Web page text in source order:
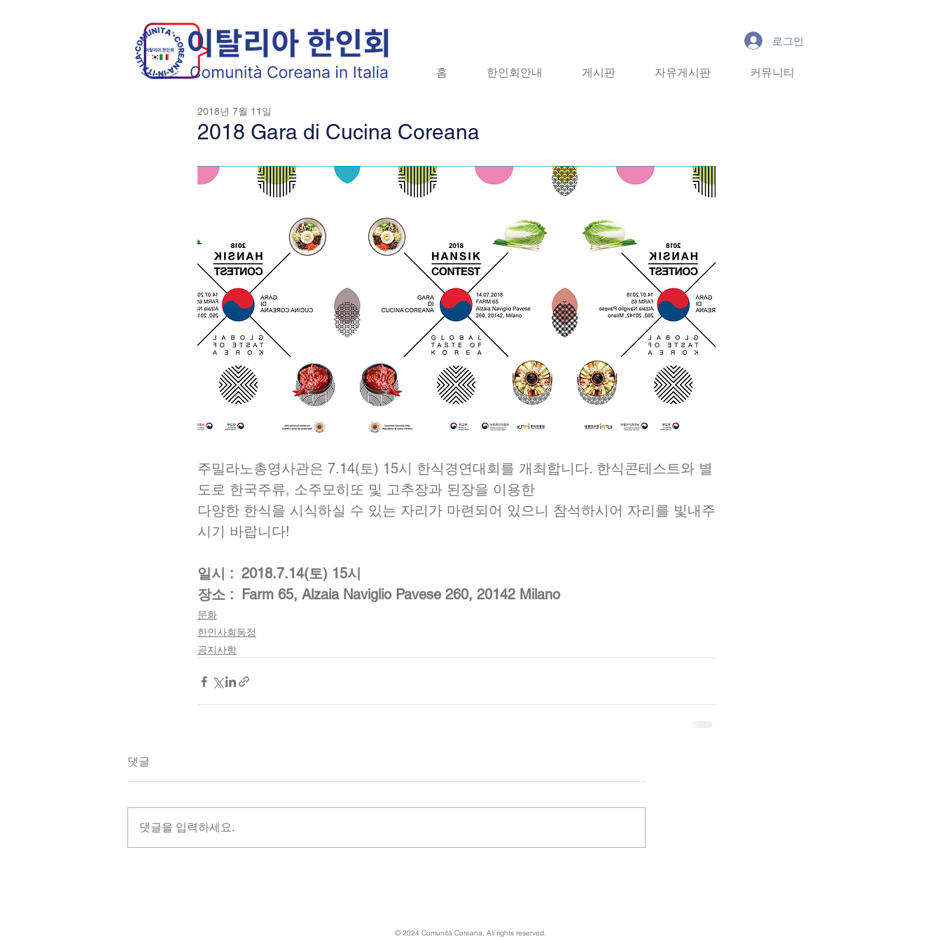
로그인
홈 한인회안내 게시판 자유게시판 커뮤니티
홈 한인회안내 게시판 자유게시판 커뮤니티 More
2018 Gara di Cucina Coreana
2018년 7월 11일
주밀라노총영사관은 7.14(토) 15시 한식경연대회를 개최합니다. 한식콘테스트와 별
도로 한국주류, 소주모히또 및 고추장과 된장을 이용한
다양한 한식을 시식하실 수 있는 자리가 마련되어 있으니 참석하시어 자리를 빛내주
시기 바랍니다!
일시 :  2018.7.14(토) 15시
장소 :  Farm 65, Alzaia Naviglio Pavese 260, 20142 Milano
문화
한인사회동정
공지사항
댓글
댓글을 입력하세요.
© 2024 Comunità Coreana. All rights reserved.